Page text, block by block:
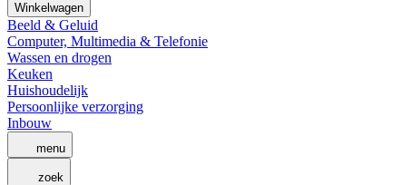
Winkelwagen
Beeld & Geluid
Computer, Multimedia & Telefonie
Wassen en drogen
Keuken
Huishoudelijk
Persoonlijke verzorging
Inbouw
menu
zoek